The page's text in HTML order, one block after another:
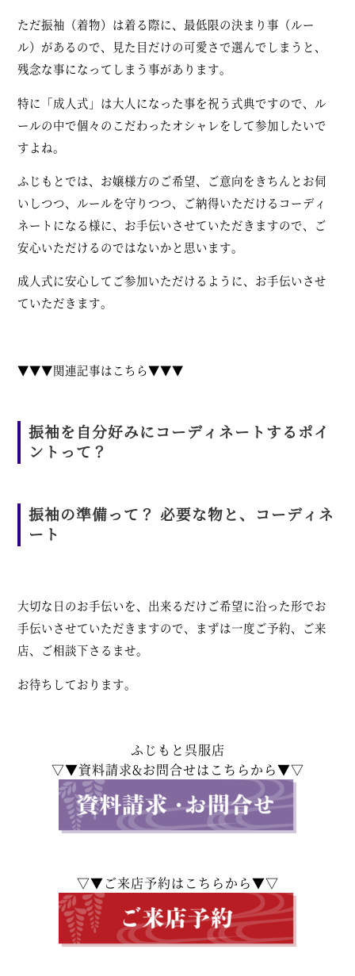
ただ振袖（着物）は着る際に、最低限の決まり事（ルー
ル）があるので、見た目だけの可愛さで選んでしまうと、
残念な事になってしまう事があります。
特に「成人式」は大人になった事を祝う式典ですので、ル
ールの中で個々のこだわったオシャレをして参加したいで
すよね。
ふじもとでは、お嬢様方のご希望、ご意向をきちんとお伺
いしつつ、ルールを守りつつ、ご納得いただけるコーディ
ネートになる様に、お手伝いさせていただきますので、ご
安心いただけるのではないかと思います。
成人式に安心してご参加いただけるように、お手伝いさせ
ていただきます。
▼▼▼関連記事はこちら▼▼▼
振袖を自分好みにコーディネートするポイ
ントって？
振袖の準備って？ 必要な物と、コーディネ
ート
大切な日のお手伝いを、出来るだけご希望に沿った形でお
手伝いさせていただきますので、まずは一度ご予約、ご来
店、ご相談下さるませ。
お待ちしております。
ふじもと呉服店
▽▼資料請求&お問合せはこちらから▼▽
▽▼ご来店予約はこちらから▼▽